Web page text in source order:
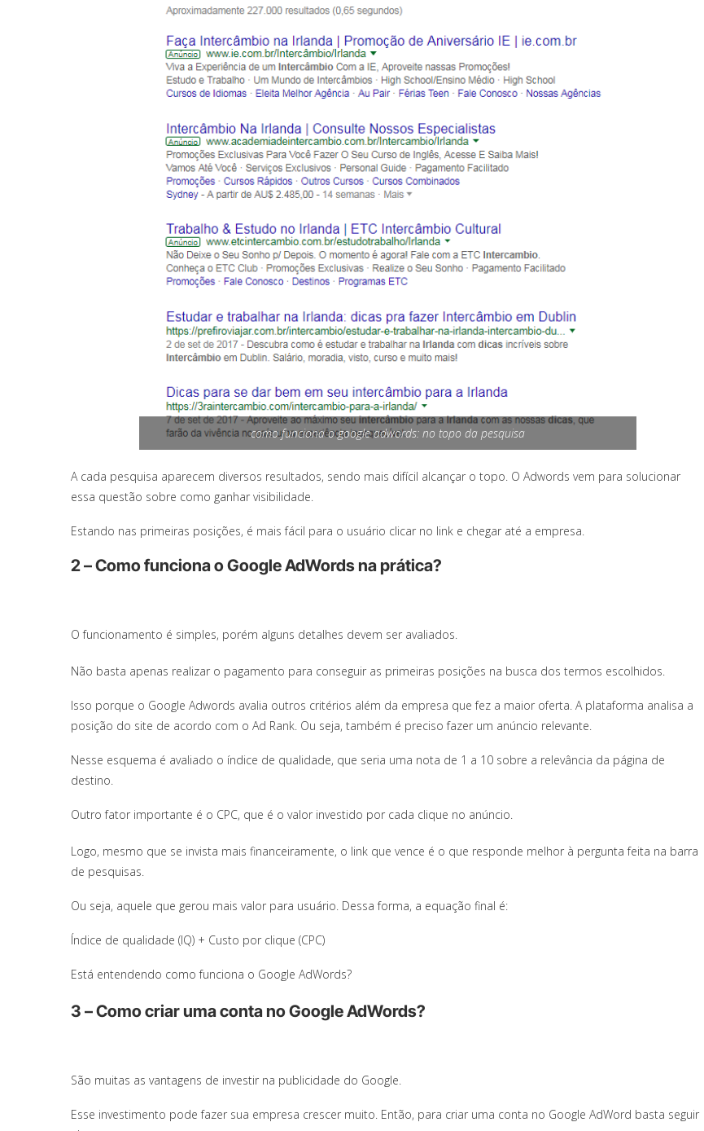
como funciona o google adwords: no topo da pesquisa
A cada pesquisa aparecem diversos resultados, sendo mais difícil alcançar o topo. O Adwords vem para solucionar
essa questão sobre como ganhar visibilidade.
Estando nas primeiras posições, é mais fácil para o usuário clicar no link e chegar até a empresa.
2 – Como funciona o Google AdWords na prática?
O funcionamento é simples, porém alguns detalhes devem ser avaliados.
Não basta apenas realizar o pagamento para conseguir as primeiras posições na busca dos termos escolhidos.
Isso porque o Google Adwords avalia outros critérios além da empresa que fez a maior oferta. A plataforma analisa a
posição do site de acordo com o Ad Rank. Ou seja, também é preciso fazer um anúncio relevante.
Nesse esquema é avaliado o índice de qualidade, que seria uma nota de 1 a 10 sobre a relevância da página de
destino.
Outro fator importante é o CPC, que é o valor investido por cada clique no anúncio.
Logo, mesmo que se invista mais financeiramente, o link que vence é o que responde melhor à pergunta feita na barra
de pesquisas.
Ou seja, aquele que gerou mais valor para usuário. Dessa forma, a equação final é:
Índice de qualidade (IQ) + Custo por clique (CPC)
Está entendendo como funciona o Google AdWords?
3 – Como criar uma conta no Google AdWords?
São muitas as vantagens de investir na publicidade do Google.
Esse investimento pode fazer sua empresa crescer muito. Então, para criar uma conta no Google AdWord basta seguir